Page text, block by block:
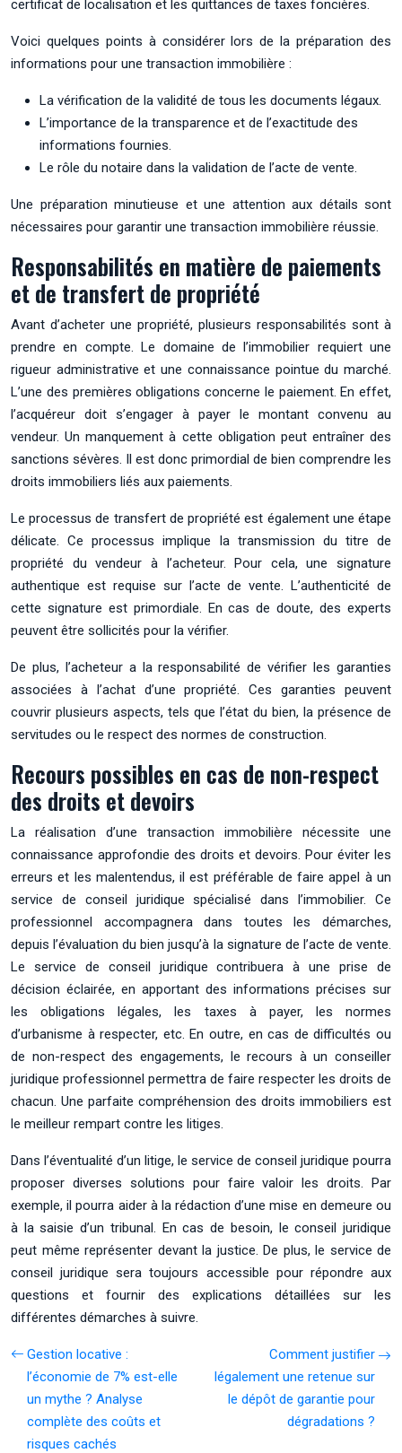
certificat de localisation et les quittances de taxes foncières.
Voici quelques points à considérer lors de la préparation des
informations pour une transaction immobilière :
La vérification de la validité de tous les documents légaux.
L’importance de la transparence et de l’exactitude des
informations fournies.
Le rôle du notaire dans la validation de l’acte de vente.
Une préparation minutieuse et une attention aux détails sont
nécessaires pour garantir une transaction immobilière réussie.
Responsabilités en matière de paiements
et de transfert de propriété
Avant d’acheter une propriété, plusieurs responsabilités sont à
prendre en compte. Le domaine de l’immobilier requiert une
rigueur administrative et une connaissance pointue du marché.
L’une des premières obligations concerne le paiement. En effet,
l’acquéreur doit s’engager à payer le montant convenu au
vendeur. Un manquement à cette obligation peut entraîner des
sanctions sévères. Il est donc primordial de bien comprendre les
droits immobiliers liés aux paiements.
Le processus de transfert de propriété est également une étape
délicate. Ce processus implique la transmission du titre de
propriété du vendeur à l’acheteur. Pour cela, une signature
authentique est requise sur l’acte de vente. L’authenticité de
cette signature est primordiale. En cas de doute, des experts
peuvent être sollicités pour la vérifier.
De plus, l’acheteur a la responsabilité de vérifier les garanties
associées à l’achat d’une propriété. Ces garanties peuvent
couvrir plusieurs aspects, tels que l’état du bien, la présence de
servitudes ou le respect des normes de construction.
Recours possibles en cas de non-respect
des droits et devoirs
La réalisation d’une transaction immobilière nécessite une
connaissance approfondie des droits et devoirs. Pour éviter les
erreurs et les malentendus, il est préférable de faire appel à un
service de conseil juridique spécialisé dans l’immobilier. Ce
professionnel accompagnera dans toutes les démarches,
depuis l’évaluation du bien jusqu’à la signature de l’acte de vente.
Le service de conseil juridique contribuera à une prise de
décision éclairée, en apportant des informations précises sur
les obligations légales, les taxes à payer, les normes
d’urbanisme à respecter, etc. En outre, en cas de difficultés ou
de non-respect des engagements, le recours à un conseiller
juridique professionnel permettra de faire respecter les droits de
chacun. Une parfaite compréhension des droits immobiliers est
le meilleur rempart contre les litiges.
Dans l’éventualité d’un litige, le service de conseil juridique pourra
proposer diverses solutions pour faire valoir les droits. Par
exemple, il pourra aider à la rédaction d’une mise en demeure ou
à la saisie d’un tribunal. En cas de besoin, le conseil juridique
peut même représenter devant la justice. De plus, le service de
conseil juridique sera toujours accessible pour répondre aux
questions et fournir des explications détaillées sur les
différentes démarches à suivre.
Gestion locative :
l’économie de 7% est-elle
un mythe ? Analyse
complète des coûts et
risques cachés
Comment justifier
légalement une retenue sur
le dépôt de garantie pour
dégradations ?